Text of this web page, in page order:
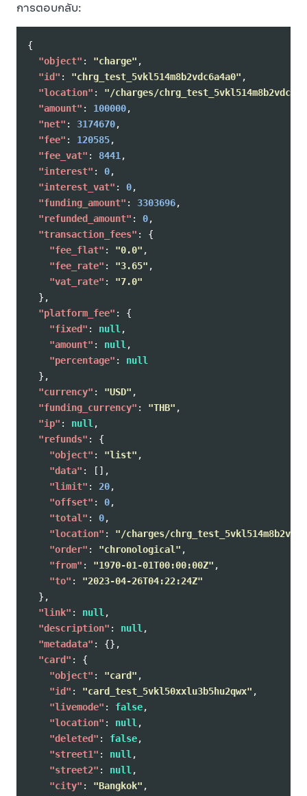
การตอบกลับ:
{
"object" : "charge" ,
"id" : "chrg_test_5vkl514m8b2vdc6a4a0" ,
"location" :
"/charges/
"amount" : 100000,
"net" : 3174670,
"fee" : 120585,
"fee_vat" : 8441 ,
"interest" : 0,
"interest_vat" : 0,
"funding_amount" : 3303696,
"refunded_amount" : 0,
"transaction_fees" :
{
"fee_flat" : "0.0" ,
"fee_rate" : "3.65" ,
"vat_rate" :
"7.0"
},
"platform_fee" :
{
"fixed" : null ,
"amount" : null ,
"percentage" :
null
},
"currency" : "USD" ,
"funding_currency" : "THB" ,
"ip" : null ,
"refunds" :
{
"object" : "list" ,
"data" :
[],
"limit" : 20,
"offset" : 0,
"total" : 0,
"location" :
"/charges/
"order" : "chronological" ,
"from" : "1970-01-01T00:00:00Z" ,
"to" :
"2023-04-26T04:22:24Z"
},
"link" : null ,
"description" : null ,
"metadata" :
{},
"card" :
{
"object" : "card" ,
"id" : "card_test_5vkl50xxlu3b5hu2qwx" ,
"livemode" : false,
"location" : null ,
"deleted" : false,
"street1" : null ,
"street2" : null ,
"city" : "Bangkok" ,